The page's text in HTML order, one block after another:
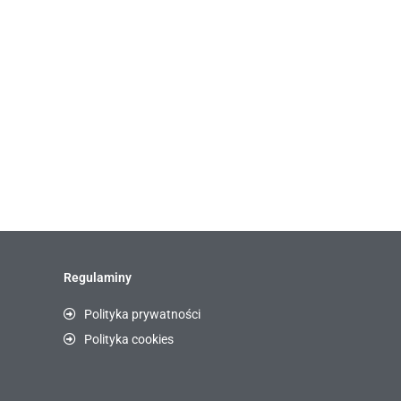
Regulaminy
Polityka prywatności
Polityka cookies